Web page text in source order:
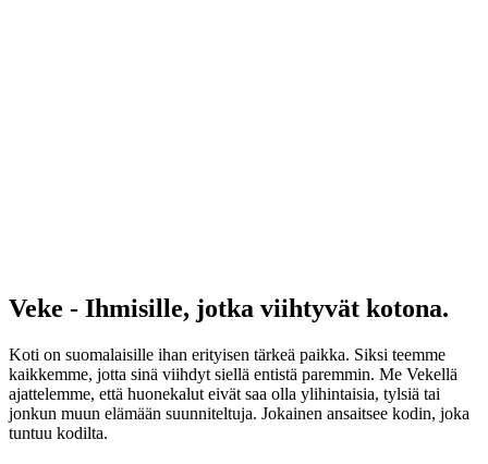
Veke - Ihmisille, jotka viihtyvät kotona.
Koti on suomalaisille ihan erityisen tärkeä paikka. Siksi teemme
kaikkemme, jotta sinä viihdyt siellä entistä paremmin. Me Vekellä
ajattelemme, että huonekalut eivät saa olla ylihintaisia, tylsiä tai
jonkun muun elämään suunniteltuja. Jokainen ansaitsee kodin, joka
tuntuu kodilta.